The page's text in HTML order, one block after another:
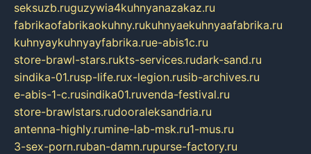
seksuzb.ruguzywia4kuhnyanazakaz.ru
fabrikaofabrikaokuhny.rukuhnyaekuhnyaafabrika.ru
kuhnyaykuhnyayfabrika.rue-abis1c.ru
store-brawl-stars.rukts-services.rudark-sand.ru
sindika-01.rusp-life.rux-legion.rusib-archives.ru
e-abis-1-c.rusindika01.ruvenda-festival.ru
store-brawlstars.rudooraleksandria.ru
antenna-highly.rumine-lab-msk.ru1-mus.ru
3-sex-porn.ruban-damn.rupurse-factory.ru